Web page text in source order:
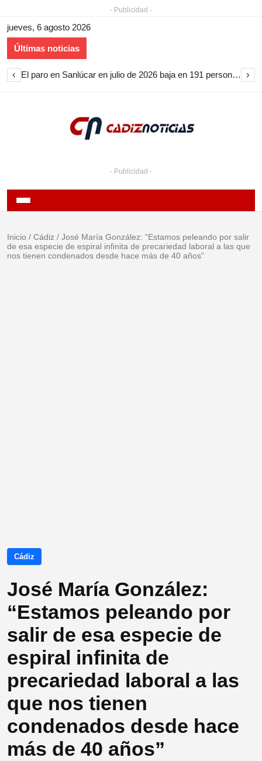
- Publicidad -
jueves, 6 agosto 2026
Últimas noticias
‹ El paro en Sanlúcar en julio de 2026 baja en 191 personas y encadena nueve meses de descenso ›
- Publicidad -
Inicio / Cádiz / José María González: “Estamos peleando por salir
de esa especie de espiral infinita de precariedad laboral a las que
nos tienen condenados desde hace más de 40 años”
Cádiz
José María González:
“Estamos peleando por
salir de esa especie de
espiral infinita de
precariedad laboral a las
que nos tienen
condenados desde hace
más de 40 años”